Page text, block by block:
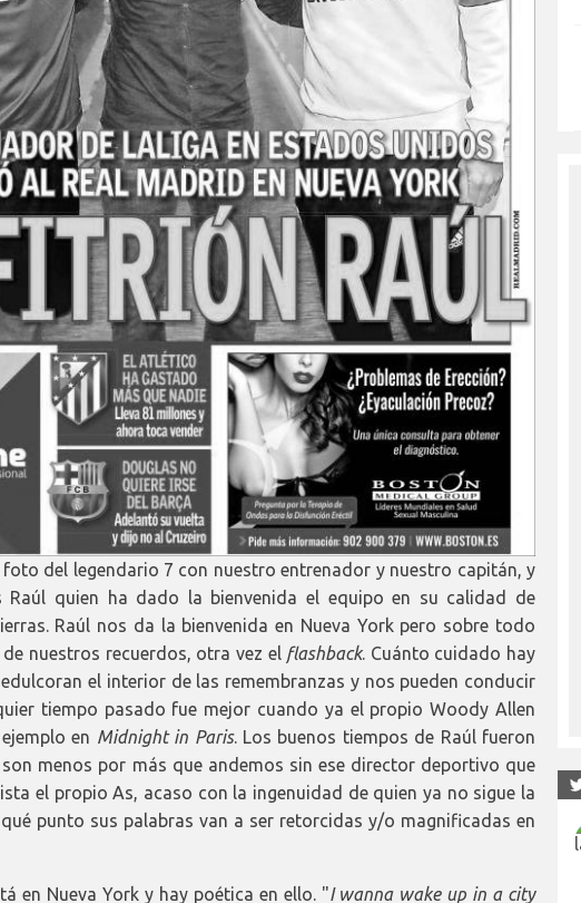
del legendario 7 con nuestro entrenador y nuestro capitán, y
quien ha dado la bienvenida el equipo en su calidad de
Raúl nos da la bienvenida en Nueva York pero sobre todo
nuestros recuerdos, otra vez el flashback. Cuánto cuidado hay
el interior de las remembranzas y nos pueden conducir
tiempo pasado fue mejor cuando ya el propio Woody Allen
en Midnight in Paris. Los buenos tiempos de Raúl fueron
menos por más que andemos sin ese director deportivo que
el propio As, acaso con la ingenuidad de quien ya no sigue la
punto sus palabras van a ser retorcidas y/o magnificadas en
en Nueva York y hay poética en ello. "I wanna wake up in a city